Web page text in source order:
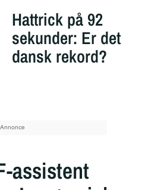
Hattrick på 92
sekunder: Er det
dansk rekord?
assistent